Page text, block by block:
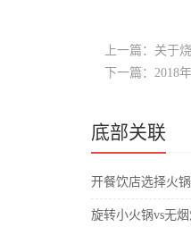
上一篇：关于
下一篇：2018
底部关联
开餐饮店选择火
旋转小火锅vs无